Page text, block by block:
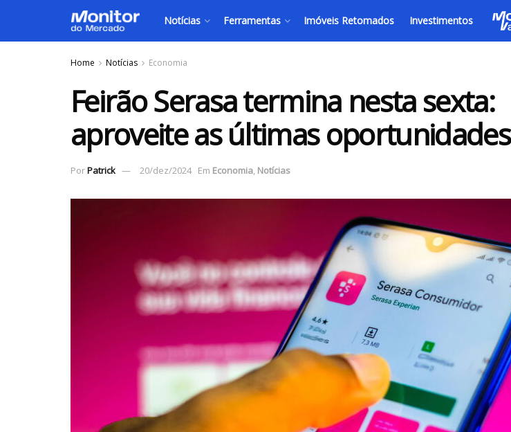
Notícias Ferramentas Imóveis Retomados Investimentos
Home Notícias Economia
Feirão Serasa termina nesta sexta:
aproveite as últimas oportunidades
PorPatrick 20/dez/2024 Em Economia, Notícias